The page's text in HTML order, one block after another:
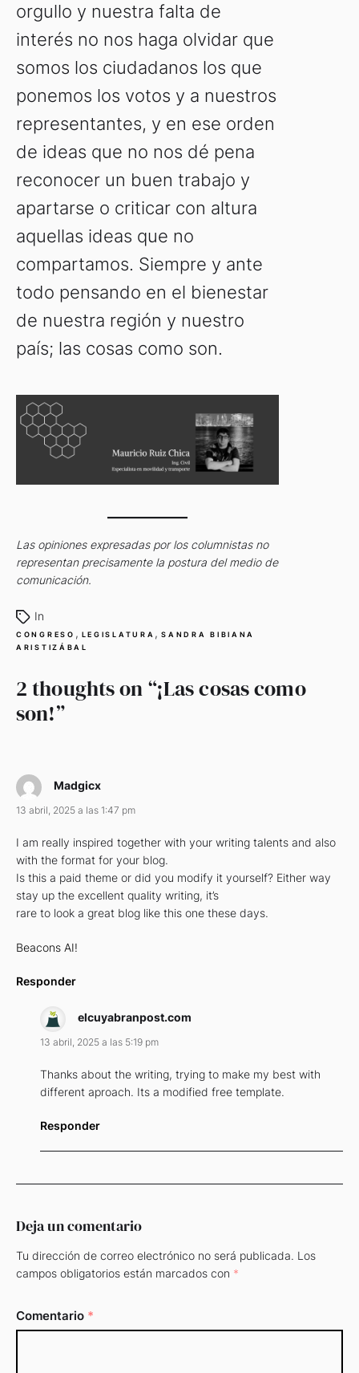
orgullo y nuestra falta de
interés no nos haga olvidar que
somos los ciudadanos los que
ponemos los votos y a nuestros
representantes, y en ese orden
de ideas que no nos dé pena
reconocer un buen trabajo y
apartarse o criticar con altura
aquellas ideas que no
compartamos. Siempre y ante
todo pensando en el bienestar
de nuestra región y nuestro
país; las cosas como son.
Las opiniones expresadas por los columnistas no
representan precisamente la postura del medio de
comunicación.
In
CONGRESO , LEGISLATURA ,SANDRA BIBIANA
ARISTIZÁBAL
2 thoughts on “¡Las cosas como
son!”
Madgicx
13 abril, 2025 a las 1:47 pm
I am really inspired together with your writing talents and also
with the format for your blog.
Is this a paid theme or did you modify it yourself? Either way
stay up the excellent quality writing, it’s
rare to look a great blog like this one these days.
Beacons AI!
Responder
elcuyabranpost.com
13 abril, 2025 a las 5:19 pm
Thanks about the writing, trying to make my best with
different aproach. Its a modified free template.
Responder
Deja un comentario
Tu dirección de correo electrónico no será publicada. Los
campos obligatorios están marcados con *
Comentario *